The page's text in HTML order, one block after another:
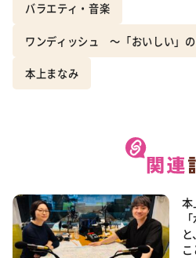
バラエティ・音楽
ワンディッシュ ～「おいしい」
本上まなみ
本
こ